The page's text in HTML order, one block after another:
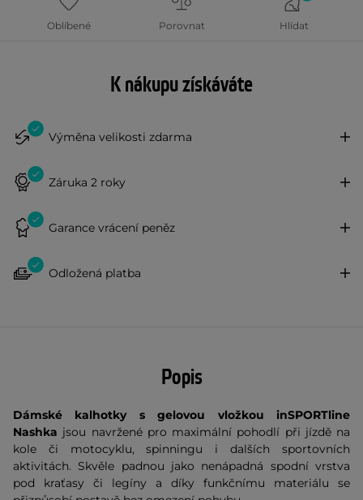
Oblíbené Porovnat Hlídat
K nákupu získáváte
Výměna velikosti zdarma
Záruka 2 roky
Garance vrácení peněz
Odložená platba
Popis
Dámské kalhotky s gelovou vložkou inSPORTline
Nashka jsou navržené pro maximální pohodlí při jízdě na
kole či motocyklu, spinningu i dalších sportovních
aktivitách. Skvěle padnou jako nenápadná spodní vrstva
pod kraťasy či legíny a díky funkčnímu materiálu se